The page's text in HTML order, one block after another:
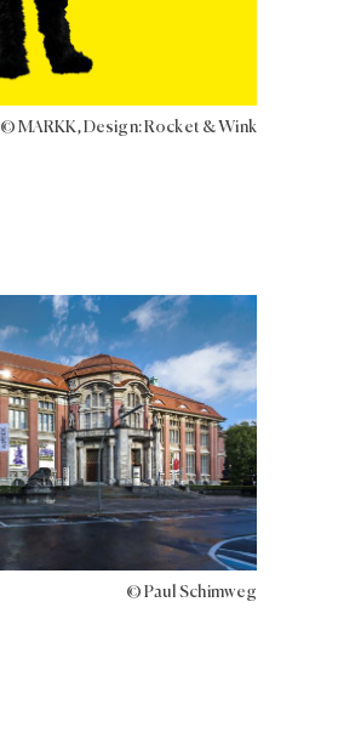
© MARKK, Design: Rocket & Wink
© Paul Schimweg